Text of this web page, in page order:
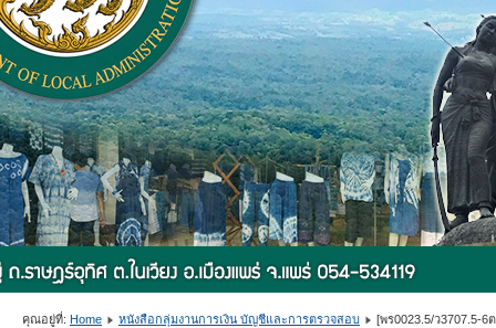
คุณอยู่ที่: Home หนังสือกลุ่มงานการเงิน บัญชีและการตรวจสอบ
[พร0023.5/ว3707.5-